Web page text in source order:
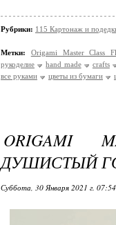
Рубрики: 115 Картонаж и
Метки:
Origami Master Class
рукоделие
hand made
crafts
все руками
цветы из бумаги
ORIGAMI
ДУШИСТЫЙ
Суббота, 30 Января 2021 г.